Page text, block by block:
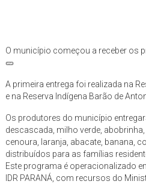
O município começou a receber os
🥒
A primeira entrega foi realizada na
e na Reserva Indígena Barão de
Os produtores do município
descascada, milho verde,
cenoura, laranja, abacate, banana,
distribuídos para as famílias
Este programa é operacionalizado
IDR PARANÁ, com recursos do